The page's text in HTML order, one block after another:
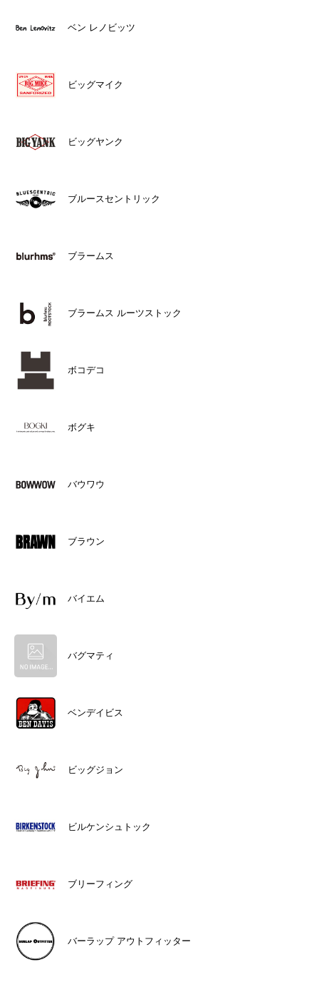
ベン レノビッツ
ビッグマイク
ビッグヤンク
ブルースセントリック
ブラームス
ブラームス ルーツストック
ボコデコ
ボグキ
バウワウ
ブラウン
バイエム
バグマティ
ベンデイビス
ビッグジョン
ビルケンシュトック
ブリーフィング
バーラップ アウトフィッター